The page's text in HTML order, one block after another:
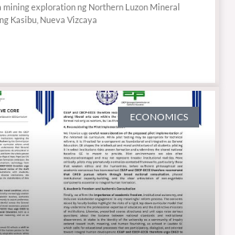
mining exploration ng Northern Luzon Mineral
Kasibu, Nueva Vizcaya
ECONOMICS